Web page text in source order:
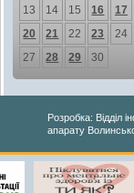
13
14 15 16 17
20
21 22 23 24
27
28 29 30
Розробка: Відділ
апарату